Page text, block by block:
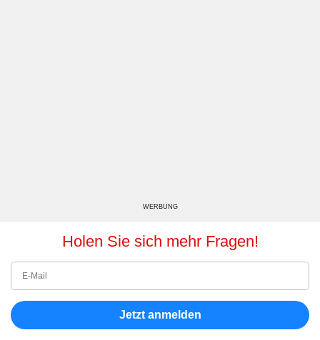
WERBUNG
Holen Sie sich mehr Fragen!
Jetzt anmelden